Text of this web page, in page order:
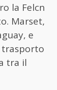
la Felcn
Marset,
e
trasporto
tra il